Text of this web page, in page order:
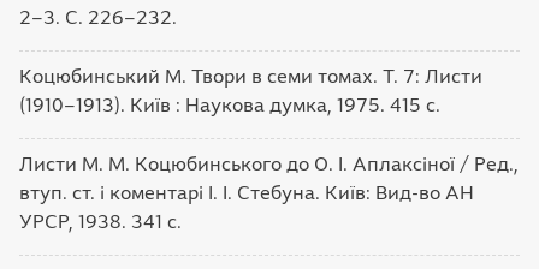
2–3. С. 226–232.
Коцюбинський М. Твори в семи томах. Т. 7: Листи
(1910–1913). Київ : Наукова думка, 1975. 415 с.
Листи М. М. Коцюбинського до О. І. Аплаксіної / Ред.,
втуп. ст. і коментарі І. І. Стебуна. Київ: Вид-во АН
УРСР, 1938. 341 с.